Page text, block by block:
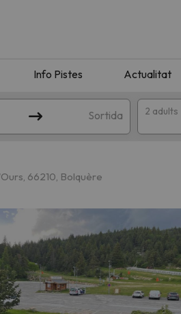
Info Pistes Actualitat
Sortida 2 adults
Intenteu modificar la destinació.
66210, Bolquère